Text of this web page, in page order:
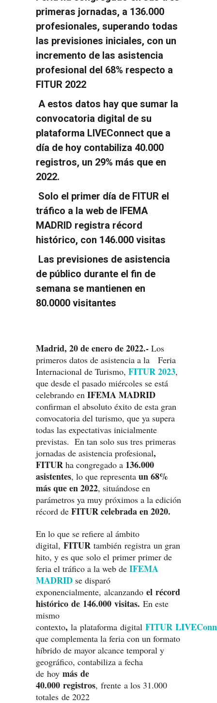
primeras jornadas, a 136.000
profesionales, superando todas
las previsiones iniciales, con un
incremento de las asistencia
profesional del 68% respecto a
FITUR 2022
A estos datos hay que sumar la
convocatoria digital de su
plataforma LIVEConnect que a
día de hoy contabiliza 40.000
registros, un 29% más que en
2022.
Solo el primer día de FITUR el
tráfico a la web de IFEMA
MADRID registra récord
histórico, con 146.000 visitas
Las previsiones de asistencia
de público durante el fin de
semana se mantienen en
80.0000 visitantes
Madrid, 20 de enero de 2022.- Los
primeros datos de asistencia a la Feria
Internacional de Turismo, FITUR 2023,
que desde el pasado miércoles se está
celebrando en IFEMA MADRID
confirman el absoluto éxito de esta gran
convocatoria del turismo, que ya supera
todas las expectativas inicialmente
previstas. En tan solo sus tres primeras
jornadas de asistencia profesional,
FITUR ha congregado a 136.000
asistentes, lo que representa un 68%
más que en 2022, situándose en
parámetros ya muy próximos a la edición
récord de FITUR celebrada en 2020.
En lo que se refiere al ámbito
digital, FITUR también registra un gran
hito, y es que solo el primer primer de
feria el tráfico a la web de IFEMA
MADRID se disparó
exponencialmente, alcanzando el récord
histórico de 146.000 visitas. En este
mismo
contexto, la plataforma digital FITUR
que complementa la feria con un formato
híbrido de mayor alcance temporal y
geográfico, contabiliza a fecha
de hoy más de
40.000 registros, frente a los 31.000
totales de 2022